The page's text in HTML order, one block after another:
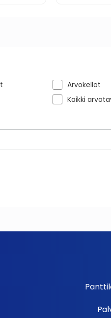
Arvokellot
Kaikki